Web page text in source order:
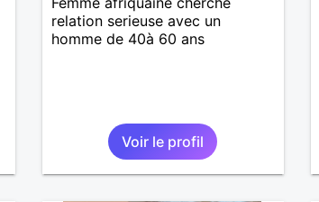
relation serieuse avec un
homme de 40à 60 ans
Voir le profil